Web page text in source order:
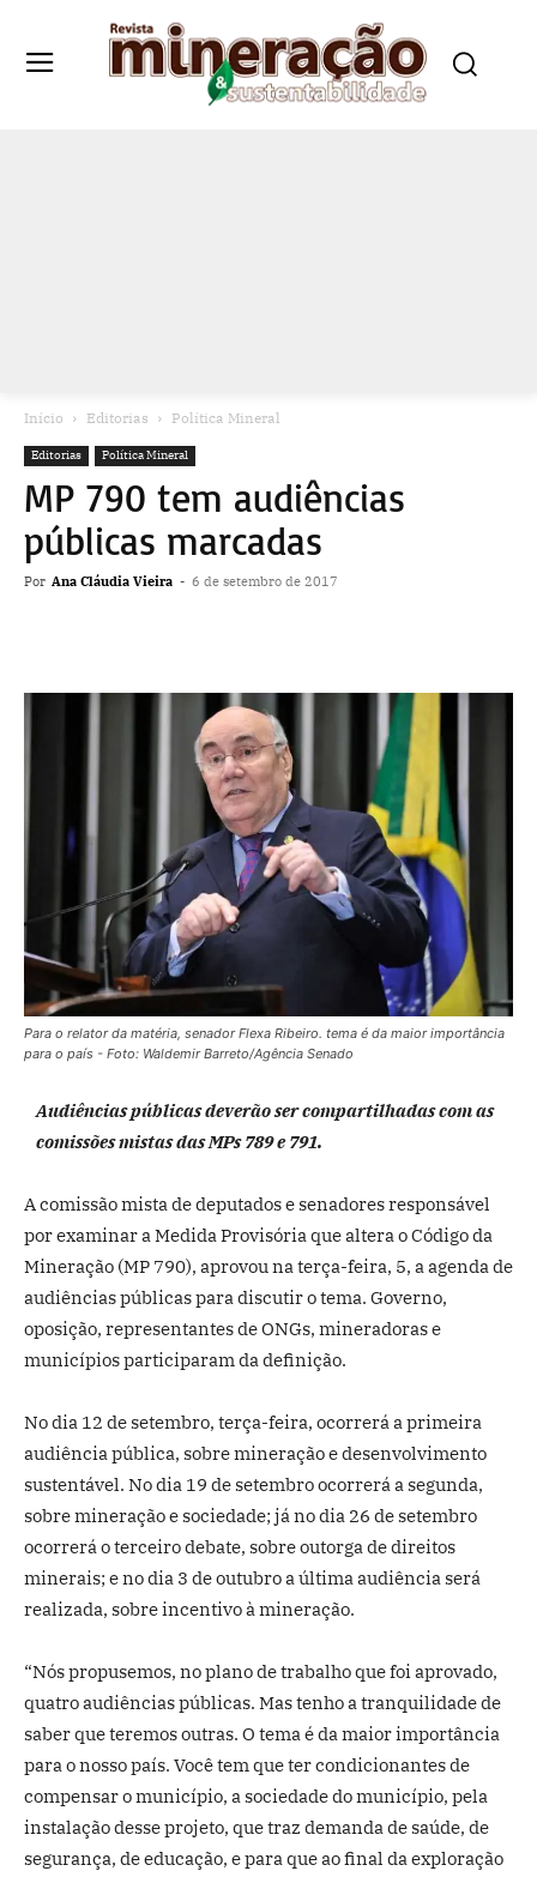
Início Editorias Política Mineral
Editorias Política Mineral
MP 790 tem audiências
públicas marcadas
Por Ana Cláudia Vieira - 6 de setembro de 2017
Para o relator da matéria, senador Flexa Ribeiro. tema é da maior importância
para o país - Foto: Waldemir Barreto/Agência Senado
Audiências públicas deverão ser compartilhadas com as
comissões mistas das MPs 789 e 791.
A comissão mista de deputados e senadores responsável
por examinar a Medida Provisória que altera o Código da
Mineração (MP 790), aprovou na terça-feira, 5, a agenda de
audiências públicas para discutir o tema. Governo,
oposição, representantes de ONGs, mineradoras e
municípios participaram da definição.
No dia 12 de setembro, terça-feira, ocorrerá a primeira
audiência pública, sobre mineração e desenvolvimento
sustentável. No dia 19 de setembro ocorrerá a segunda,
sobre mineração e sociedade; já no dia 26 de setembro
ocorrerá o terceiro debate, sobre outorga de direitos
minerais; e no dia 3 de outubro a última audiência será
realizada, sobre incentivo à mineração.
“Nós propusemos, no plano de trabalho que foi aprovado,
quatro audiências públicas. Mas tenho a tranquilidade de
saber que teremos outras. O tema é da maior importância
para o nosso país. Você tem que ter condicionantes de
compensar o município, a sociedade do município, pela
instalação desse projeto, que traz demanda de saúde, de
segurança, de educação, e para que ao final da exploração